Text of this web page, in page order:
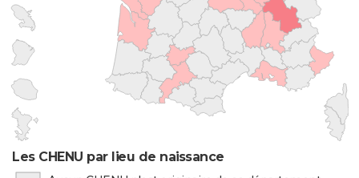
Les CHENU par lieu de naissance